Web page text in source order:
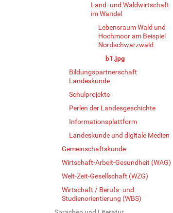
Land- und Waldwirtschaft
im Wandel
Lebensraum Wald und
Hochmoor am Beispiel
Nordschwarzwald
b1.jpg
Bildungspartnerschaft
Landeskunde
Schulprojekte
Perlen der Landesgeschichte
Informationsplattform
Landeskunde und digitale Medien
Gemeinschaftskunde
Wirtschaft-Arbeit-Gesundheit (WAG)
Welt-Zeit-Gesellschaft (WZG)
Wirtschaft / Berufs- und
Studienorientierung (WBS)